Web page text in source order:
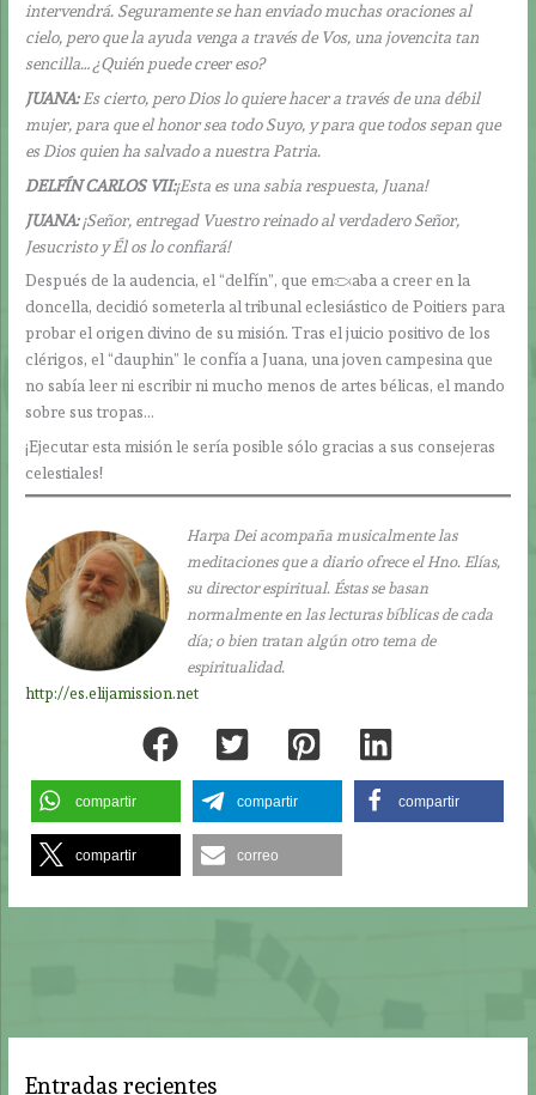
intervendrá. Seguramente se han enviado muchas oraciones al
cielo, pero que la ayuda venga a través de Vos, una jovencita tan
sencilla… ¿Quién puede creer eso?
JUANA:Es cierto, pero Dios lo quiere hacer a través de una débil
mujer, para que el honor sea todo Suyo, y para que todos sepan que
es Dios quien ha salvado a nuestra Patria.
DELFÍN CARLOS VII:¡Esta es una sabia respuesta, Juana!
JUANA:¡Señor, entregad Vuestro reinado al verdadero Señor,
Jesucristo y Él os lo confiará!
Después de la audencia, el “delfín”, que empezaba a creer en la
doncella, decidió someterla al tribunal eclesiástico de Poitiers para
probar el origen divino de su misión. Tras el juicio positivo de los
clérigos, el “dauphin” le confía a Juana, una joven campesina que
no sabía leer ni escribir ni mucho menos de artes bélicas, el mando
sobre sus tropas…
¡Ejecutar esta misión le sería posible sólo gracias a sus consejeras
celestiales!
Harpa Dei acompaña musicalmente las
meditaciones que a diario ofrece el Hno. Elías,
su director espiritual. Éstas se basan
normalmente en las lecturas bíblicas de cada
día; o bien tratan algún otro tema de
espiritualidad.
http://es.elijamission.net
compartir compartir compartir
compartir correo
Entradas recientes